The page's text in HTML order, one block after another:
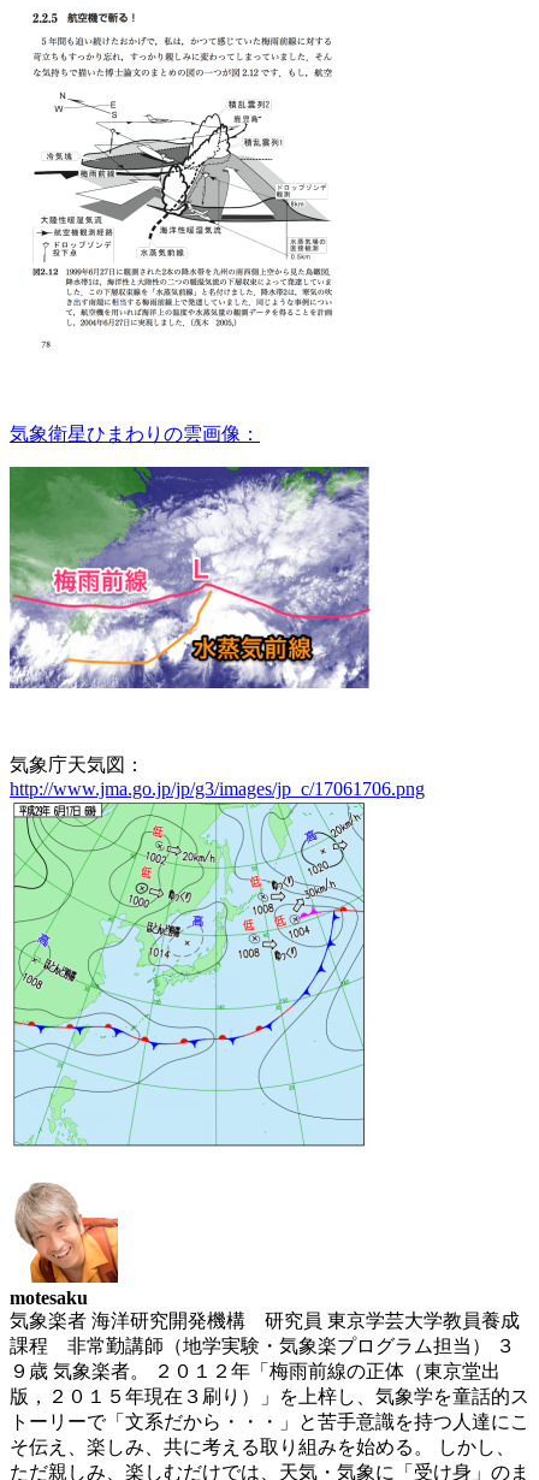
気象衛星ひまわりの雲画像：
気象庁天気図：
http://www.jma.go.jp/jp/g3/images/jp_c/17061706.png
motesaku
気象楽者 海洋研究開発機構 研究員 東京学芸大学教員養成
課程 非常勤講師（地学実験・気象楽プログラム担当） ３
９歳 気象楽者。 ２０１２年「梅雨前線の正体（東京堂出
版，２０１５年現在３刷り）」を上梓し、気象学を童話的ス
トーリーで「文系だから・・・」と苦手意識を持つ人達にこ
そ伝え、楽しみ、共に考える取り組みを始める。 しかし、
ただ親しみ、楽しむだけでは、天気・気象に「受け身」のま